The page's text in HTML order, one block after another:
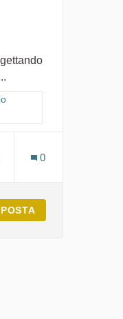
CUTURALI
(musei,
0